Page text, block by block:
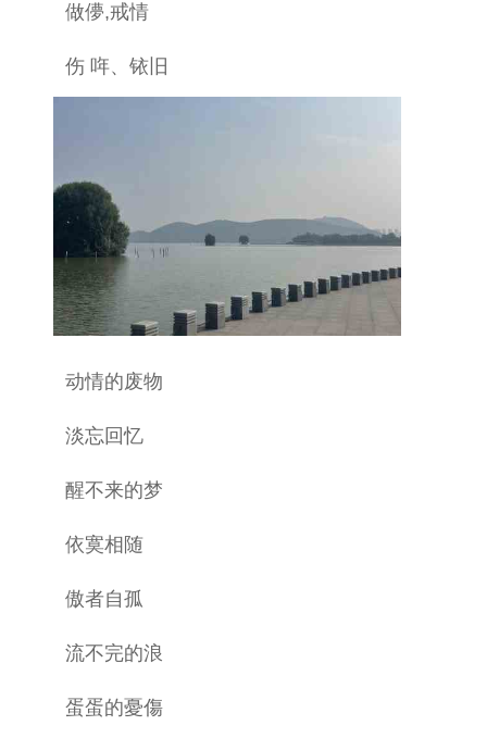
做儚,戒情
伤 哖、铱旧
动情的废物
淡忘回忆
醒不来的梦
依寞相随
傲者自孤
流不完的浪
蛋蛋的憂傷